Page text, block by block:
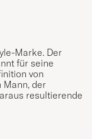
Marke. Der
für seine
von
Mann, der
resultierende
der junge